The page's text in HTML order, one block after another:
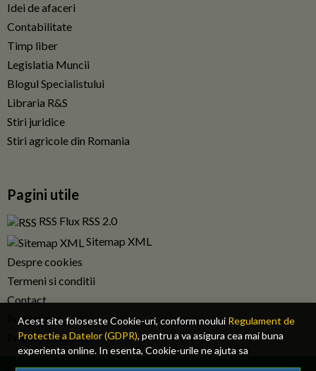
Acest site foloseste Cookie-uri, conform noului Regulament de
Protectie a Datelor (GDPR), pentru a va asigura cea mai buna
experienta online. In esenta, Cookie-urile ne ajuta sa
imbunatatim continutul de pe site, oferindu-va dvs., cititorul, o
Idei de afaceri
Contabilitate
Timp liber
Legislatia Muncii
Blogul Specialistului
Libraria R&S
Stiri juridice
Stiri agricole din Romania
Pagini utile
RSS Flux RSS 2.0
Sitemap XML
Despre cookies
Termeni si conditii
Contact
Publicitate
Privacy policy RO